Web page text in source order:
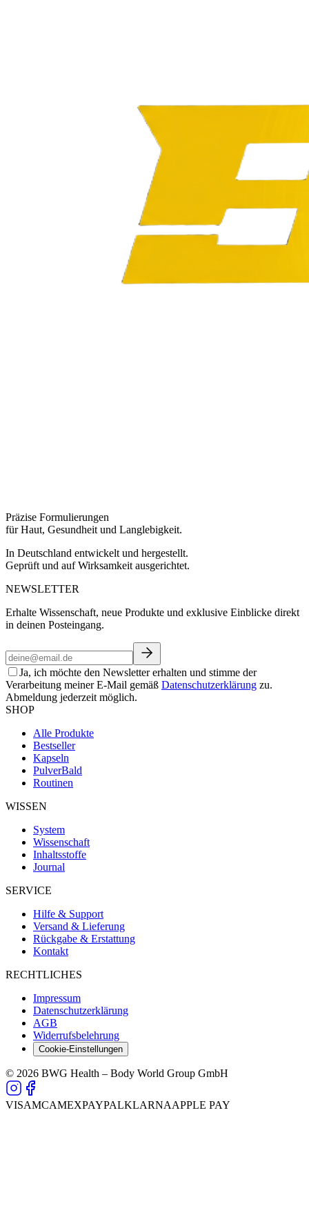
Präzise Formulierungen
für Haut, Gesundheit und Langlebigkeit.
In Deutschland entwickelt und hergestellt.
Geprüft und auf Wirksamkeit ausgerichtet.
NEWSLETTER
Erhalte Wissenschaft, neue Produkte und exklusive Einblicke direkt
in deinen Posteingang.
Ja, ich möchte den Newsletter erhalten und stimme der
Verarbeitung meiner E-Mail gemäß Datenschutzerklärung zu.
Abmeldung jederzeit möglich.
SHOP
Alle Produkte
Bestseller
Kapseln
PulverBald
Routinen
WISSEN
System
Wissenschaft
Inhaltsstoffe
Journal
SERVICE
Hilfe & Support
Versand & Lieferung
Rückgabe & Erstattung
Kontakt
RECHTLICHES
Impressum
Datenschutzerklärung
AGB
Widerrufsbelehrung
Cookie-Einstellungen
© 2026 BWG Health – Body World Group GmbH
VISAMCAMEXPAYPALKLARNAAPPLE PAY